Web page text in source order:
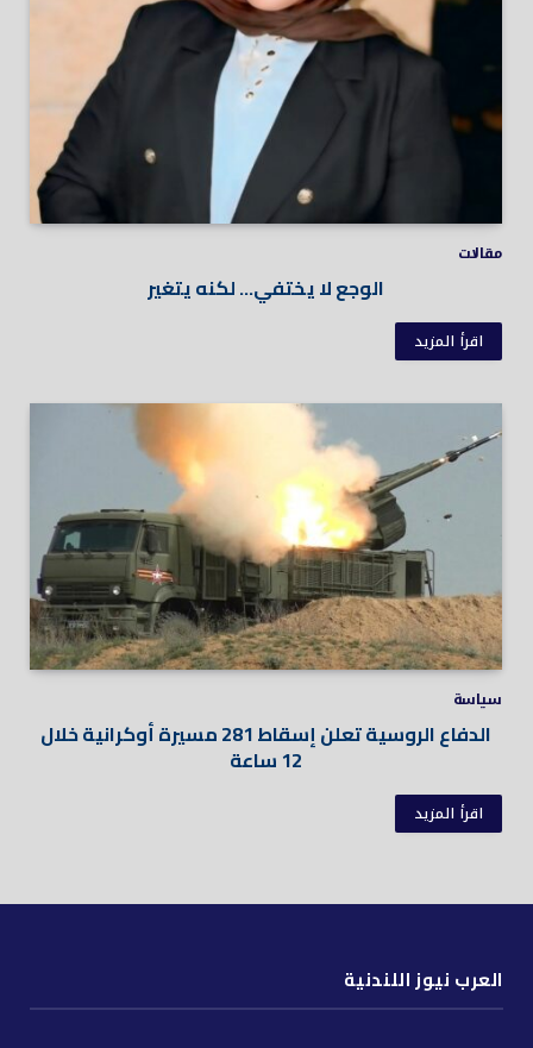
مقالات
الوجع لا يختفي… لكنه يتغير
اقرأ المزيد
سياسة
الدفاع الروسية تعلن إسقاط 281 مسيرة أوكرانية خلال
12 ساعة
اقرأ المزيد
العرب نيوز اللندنية